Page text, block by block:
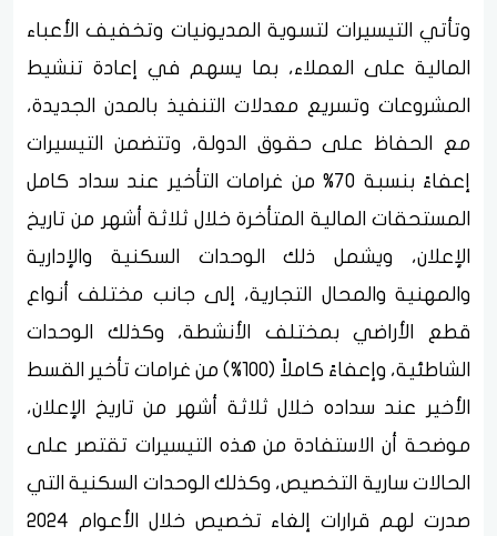
وتأتي التيسيرات لتسوية المديونيات وتخفيف الأعباء
المالية على العملاء، بما يسهم في إعادة تنشيط
المشروعات وتسريع معدلات التنفيذ بالمدن الجديدة،
مع الحفاظ على حقوق الدولة، وتتضمن التيسيرات
إعفاءً بنسبة 70% من غرامات التأخير عند سداد كامل
المستحقات المالية المتأخرة خلال ثلاثة أشهر من تاريخ
الإعلان، ويشمل ذلك الوحدات السكنية والإدارية
والمهنية والمحال التجارية، إلى جانب مختلف أنواع
قطع الأراضي بمختلف الأنشطة، وكذلك الوحدات
الشاطئية، وإعفاءً كاملاً (100%) من غرامات تأخير القسط
الأخير عند سداده خلال ثلاثة أشهر من تاريخ الإعلان،
موضحة أن الاستفادة من هذه التيسيرات تقتصر على
الحالات سارية التخصيص، وكذلك الوحدات السكنية التي
صدرت لهم قرارات إلغاء تخصيص خلال الأعوام 2024